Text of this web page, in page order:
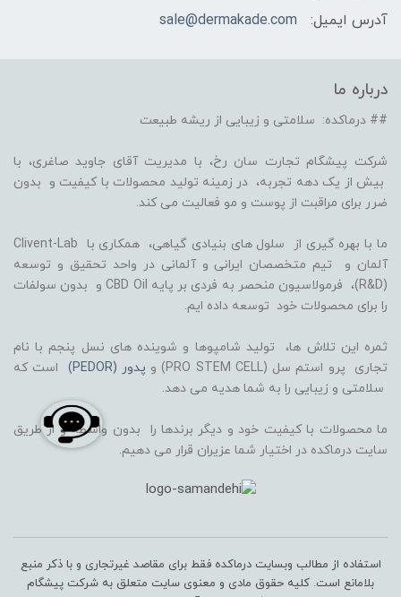
آدرس ایمیل:
sale@dermakade.com
درباره ما
## درماکده: سلامتی و زیبایی از ریشه طبیعت
شرکت پیشگام تجارت سان رخ، با مدیریت آقای جاوید صاغری، با
بیش از یک دهه تجربه، در زمینه تولید محصولات با کیفیت و بدون
ضرر برای مراقبت از پوست و مو فعالیت می کند.
ما با بهره گیری از سلول های بنیادی گیاهی، همکاری با Clivent-Lab
آلمان و تیم متخصصان ایرانی و آلمانی در واحد تحقیق و توسعه
(R&D)، فرمولاسیون منحصر به فردی بر پایه CBD Oil و بدون سولفات
را برای محصولات خود توسعه داده ایم.
ثمره این تلاش ها، تولید شامپوها و شوینده های نسل پنجم با نام
تجاری پرو استم سل (PRO STEM CELL) و
پدور (PEDOR)
است که
سلامتی و زیبایی را به شما هدیه می دهد.
ما محصولات با کیفیت خود و دیگر برندها را بدون واسطه و از طریق
سایت درماکده در اختیار شما عزیران قرار می دهیم.
استفاده از مطالب وبسایت درماکده فقط برای مقاصد غیرتجاری و با ذکر منبع
بلامانع است. کلیه حقوق مادی و معنوی سایت متعلق به شرکت پیشگام